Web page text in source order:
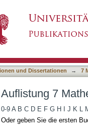
und Dissertationen →
7
Auflistung 7
0-9 A B C D E F G H J K L
Oder geben Sie die ersten